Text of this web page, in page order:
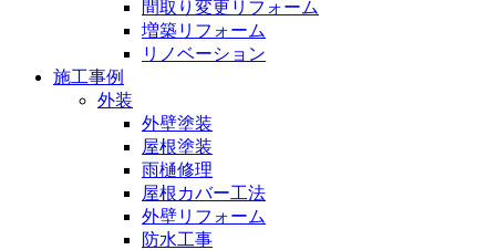
間取り変更リフォーム
増築リフォーム
リノベーション
施工事例
外装
外壁塗装
屋根塗装
雨樋修理
屋根カバー工法
外壁リフォーム
防水工事